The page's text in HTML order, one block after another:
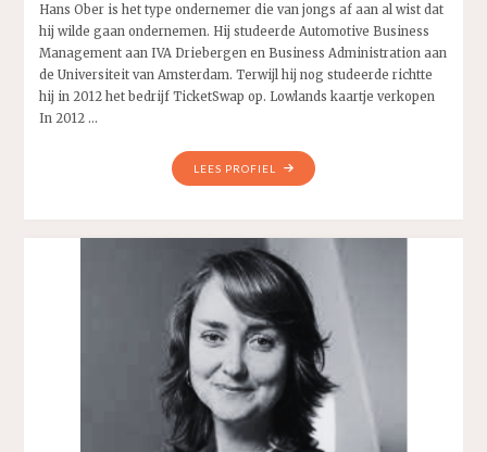
Hans Ober is het type ondernemer die van jongs af aan al wist dat
hij wilde gaan ondernemen. Hij studeerde Automotive Business
Management aan IVA Driebergen en Business Administration aan
de Universiteit van Amsterdam. Terwijl hij nog studeerde richtte
hij in 2012 het bedrijf TicketSwap op. Lowlands kaartje verkopen
In 2012 …
LEES PROFIEL
"HANS
OBER"